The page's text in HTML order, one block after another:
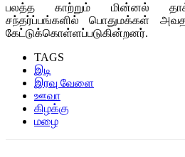
பலத்த காற்றும் மின்னல்
சந்தர்ப்பங்களில் பொதுமக்கள்
கேட்டுக்கொள்ளப்படுகின்றனர்.
TAGS
இடி
இரவு வேளை
ஊவா
கிழக்கு
மழை